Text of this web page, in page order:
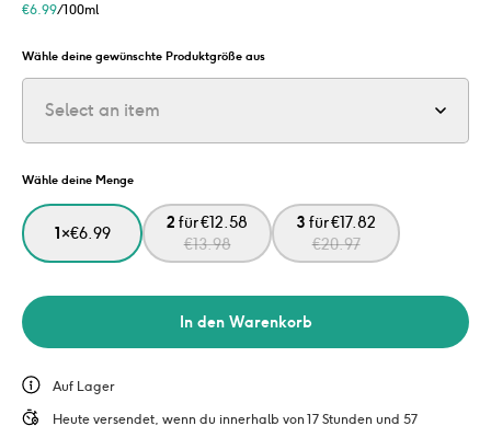
€6.99/100ml
Wähle deine gewünschte Produktgröße aus
Select an item
Wähle deine Menge
1×€6.99
2 für€12.58
€13.98
3 für€17.82
€20.97
In den Warenkorb
Auf Lager
Heute versendet, wenn du innerhalb von 17 Stunden und 57